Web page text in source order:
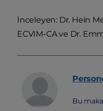
İnceleyen: Dr. Hein
ECVIM-CA ve Dr.
Bu